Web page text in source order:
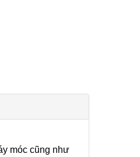
móc cũng như